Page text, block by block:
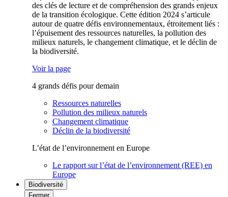
des clés de lecture et de compréhension des grands enjeux
de la transition écologique. Cette édition 2024 s’articule
autour de quatre défis environnementaux, étroitement liés :
l’épuisement des ressources naturelles, la pollution des
milieux naturels, le changement climatique, et le déclin de
la biodiversité.
Voir la page
4 grands défis pour demain
Ressources naturelles
Pollution des milieux naturels
Changement climatique
Déclin de la biodiversité
L’état de l’environnement en Europe
Le rapport sur l’état de l’environnement (REE) en
Europe
Biodiversité
Fermer